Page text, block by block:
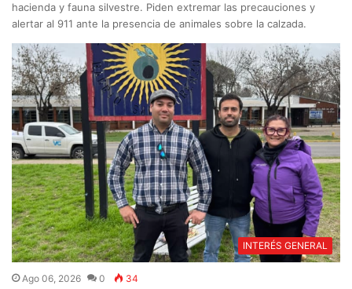
hacienda y fauna silvestre. Piden extremar las precauciones y
alertar al 911 ante la presencia de animales sobre la calzada.
INTERÉS GENERAL
Ago 06, 2026 0 34